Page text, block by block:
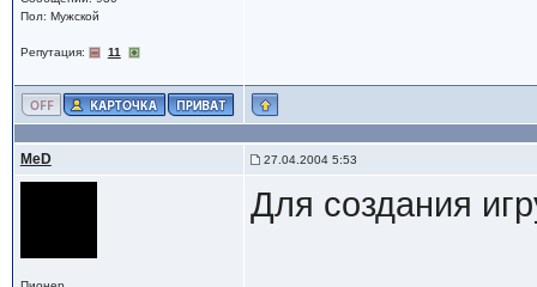
Пол: Мужской
Репутация: 11
MeD 27.04.2004 5:53
Для создания